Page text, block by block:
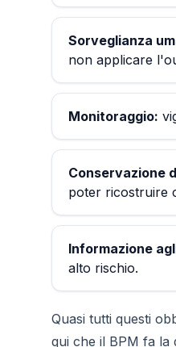
Sorveglianza
non applicare
Monitoraggio:
Conservazione
poter ricostruire
Informazione
alto rischio.
Quasi tutti questi
qui che il BPM fa la